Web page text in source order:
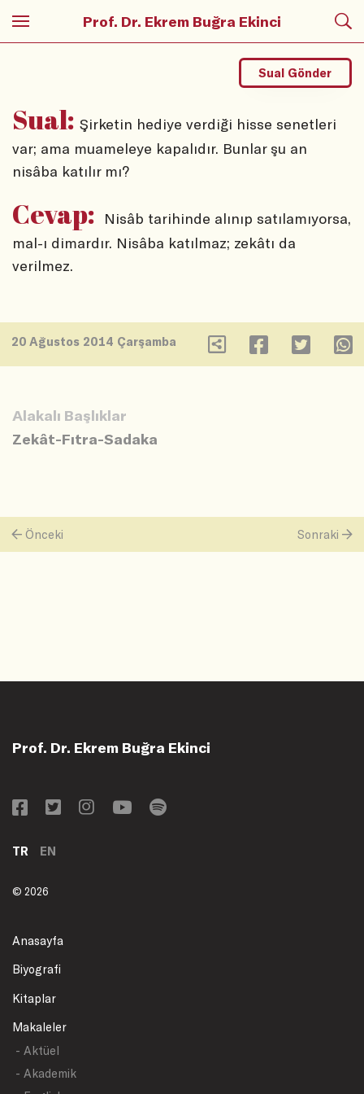
Prof. Dr. Ekrem Buğra Ekinci
Sual: Şirketin hediye verdiği hisse senetleri
var; ama muameleye kapalıdır. Bunlar şu an
nisâba katılır mı?
Sual Gönder
Cevap:
Nisâb tarihinde alınıp satılamıyorsa,
mal-ı dimardır. Nisâba katılmaz; zekâtı da
verilmez.
20 Ağustos 2014 Çarşamba
Alakalı Başlıklar
Zekât-Fıtra-Sadaka
Önceki Sonraki
Prof. Dr. Ekrem Buğra Ekinci
TR EN
© 2026
Anasayfa
Biyografi
Kitaplar
Makaleler
- Aktüel
- Akademik